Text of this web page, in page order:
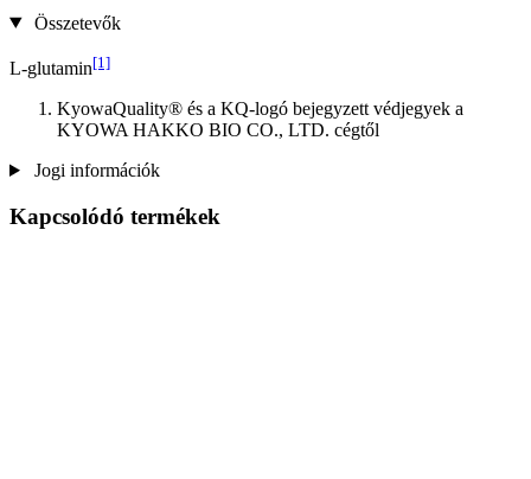
Összetevők
L-glutamin[1]
KyowaQuality® és a KQ-logó bejegyzett védjegyek a
KYOWA HAKKO BIO CO., LTD. cégtől
Jogi információk
Kapcsolódó termékek